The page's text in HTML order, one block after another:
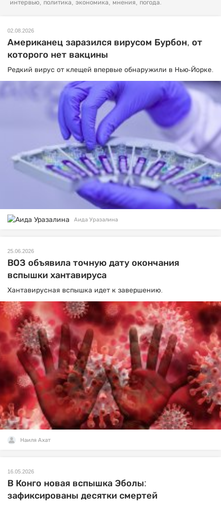
интервью, политика, экономика, мнения, погода.
02.08.2026
Американец заразился вирусом Бурбон, от
которого нет вакцины
Редкий вирус от клещей впервые обнаружили в Нью-Йорке.
Аида Уразалина
25.06.2026
ВОЗ объявила точную дату окончания
вспышки хантавируса
Хантавирусная вспышка идет к завершению.
Наиля Ахат
16.05.2026
В Конго новая вспышка Эболы:
зафиксированы десятки смертей